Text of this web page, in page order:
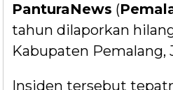
PanturaNews (
tahun dilaporkan
Kabupaten Pemalang,
Insiden tersebut